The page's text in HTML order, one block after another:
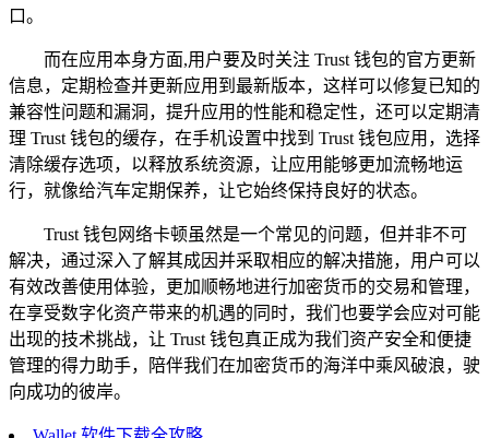
口。
而在应用本身方面,用户要及时关注 Trust 钱包的官方更新
信息，定期检查并更新应用到最新版本，这样可以修复已知的
兼容性问题和漏洞，提升应用的性能和稳定性，还可以定期清
理 Trust 钱包的缓存，在手机设置中找到 Trust 钱包应用，选择
清除缓存选项，以释放系统资源，让应用能够更加流畅地运
行，就像给汽车定期保养，让它始终保持良好的状态。
Trust 钱包网络卡顿虽然是一个常见的问题，但并非不可
解决，通过深入了解其成因并采取相应的解决措施，用户可以
有效改善使用体验，更加顺畅地进行加密货币的交易和管理，
在享受数字化资产带来的机遇的同时，我们也要学会应对可能
出现的技术挑战，让 Trust 钱包真正成为我们资产安全和便捷
管理的得力助手，陪伴我们在加密货币的海洋中乘风破浪，驶
向成功的彼岸。